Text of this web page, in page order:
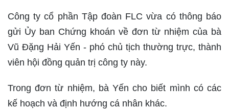
Công ty cổ phần Tập đoàn FLC vừa có thông báo
gửi Ủy ban Chứng khoán về đơn từ nhiệm của bà
Vũ Đặng Hải Yến - phó chủ tịch thường trực, thành
viên hội đồng quản trị công ty này.
Trong đơn từ nhiệm, bà Yến cho biết mình có các
kế hoạch và định hướng cá nhân khác.